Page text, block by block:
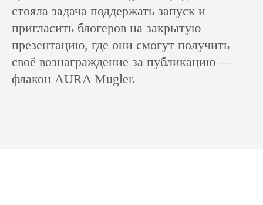
стояла задача поддержать запуск и
пригласить блогеров на закрытую
презентацию, где они смогут получить
своё вознаграждение за публикацию —
флакон AURA Mugler.